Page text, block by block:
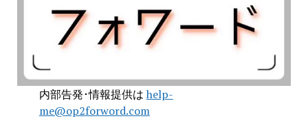
内部告発･情報提供は help-
me@op2forword.com